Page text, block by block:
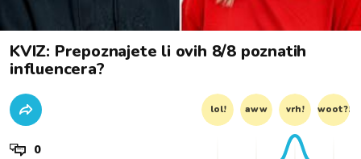
KVIZ: Prepoznajete li ovih 8/8 poznatih
influencera?
lol! aww vrh! woot?!
0